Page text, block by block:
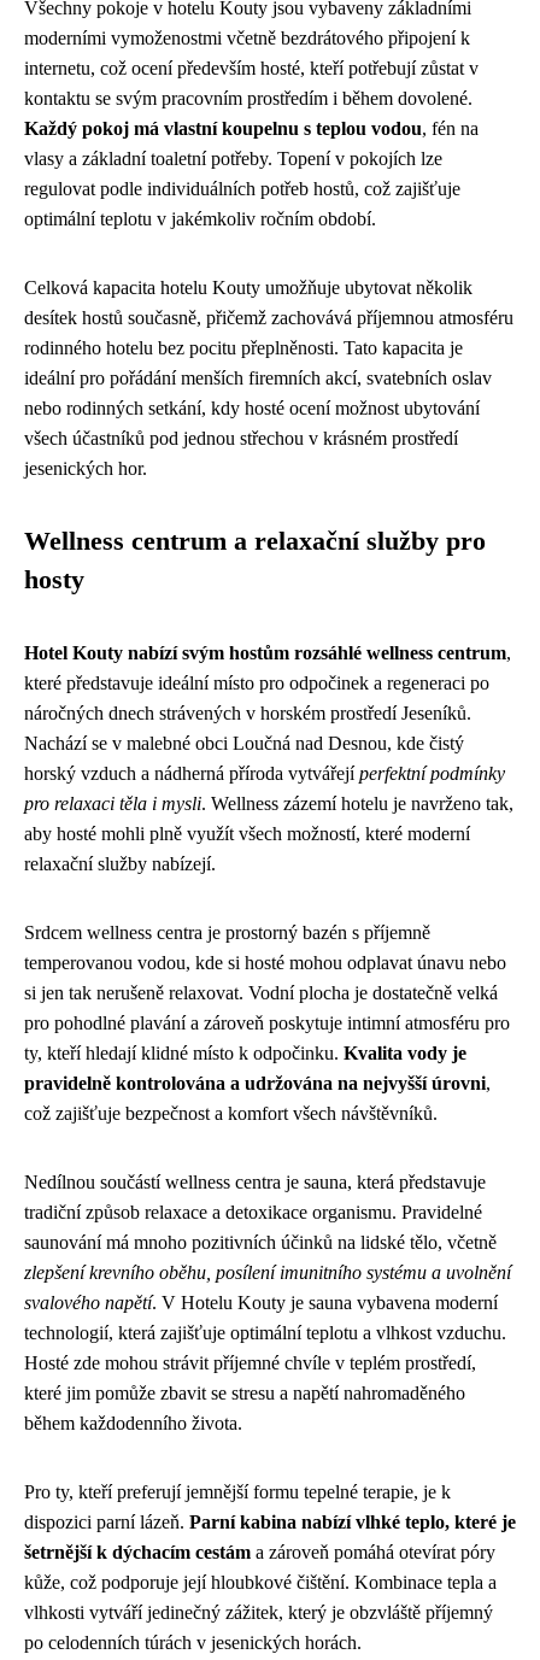
Všechny pokoje v hotelu Kouty jsou vybaveny základními
moderními vymoženostmi včetně bezdrátového připojení k
internetu, což ocení především hosté, kteří potřebují zůstat v
kontaktu se svým pracovním prostředím i během dovolené.
Každý pokoj má vlastní koupelnu s teplou vodou, fén na
vlasy a základní toaletní potřeby. Topení v pokojích lze
regulovat podle individuálních potřeb hostů, což zajišťuje
optimální teplotu v jakémkoliv ročním období.
Celková kapacita hotelu Kouty umožňuje ubytovat několik
desítek hostů současně, přičemž zachovává příjemnou atmosféru
rodinného hotelu bez pocitu přeplněnosti. Tato kapacita je
ideální pro pořádání menších firemních akcí, svatebních oslav
nebo rodinných setkání, kdy hosté ocení možnost ubytování
všech účastníků pod jednou střechou v krásném prostředí
jesenických hor.
Wellness centrum a relaxační služby pro
hosty
Hotel Kouty nabízí svým hostům rozsáhlé wellness centrum,
které představuje ideální místo pro odpočinek a regeneraci po
náročných dnech strávených v horském prostředí Jeseníků.
Nachází se v malebné obci Loučná nad Desnou, kde čistý
horský vzduch a nádherná příroda vytvářejíperfektní podmínky
pro relaxaci těla i mysli. Wellness zázemí hotelu je navrženo tak,
aby hosté mohli plně využít všech možností, které moderní
relaxační služby nabízejí.
Srdcem wellness centra je prostorný bazén s příjemně
temperovanou vodou, kde si hosté mohou odplavat únavu nebo
si jen tak nerušeně relaxovat. Vodní plocha je dostatečně velká
pro pohodlné plavání a zároveň poskytuje intimní atmosféru pro
ty, kteří hledají klidné místo k odpočinku. Kvalita vody je
pravidelně kontrolována a udržována na nejvyšší úrovni,
což zajišťuje bezpečnost a komfort všech návštěvníků.
Nedílnou součástí wellness centra je sauna, která představuje
tradiční způsob relaxace a detoxikace organismu. Pravidelné
saunování má mnoho pozitivních účinků na lidské tělo, včetně
zlepšení krevního oběhu, posílení imunitního systému a uvolnění
svalového napětí. V Hotelu Kouty je sauna vybavena moderní
technologií, která zajišťuje optimální teplotu a vlhkost vzduchu.
Hosté zde mohou strávit příjemné chvíle v teplém prostředí,
které jim pomůže zbavit se stresu a napětí nahromaděného
během každodenního života.
Pro ty, kteří preferují jemnější formu tepelné terapie, je k
dispozici parní lázeň. Parní kabina nabízí vlhké teplo, které je
šetrnější k dýchacím cestám a zároveň pomáhá otevírat póry
kůže, což podporuje její hloubkové čištění. Kombinace tepla a
vlhkosti vytváří jedinečný zážitek, který je obzvláště příjemný
po celodenních túrách v jesenických horách.